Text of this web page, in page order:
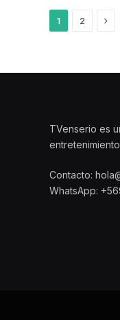
1 2
TVenserio es
Contacto:
WhatsApp: